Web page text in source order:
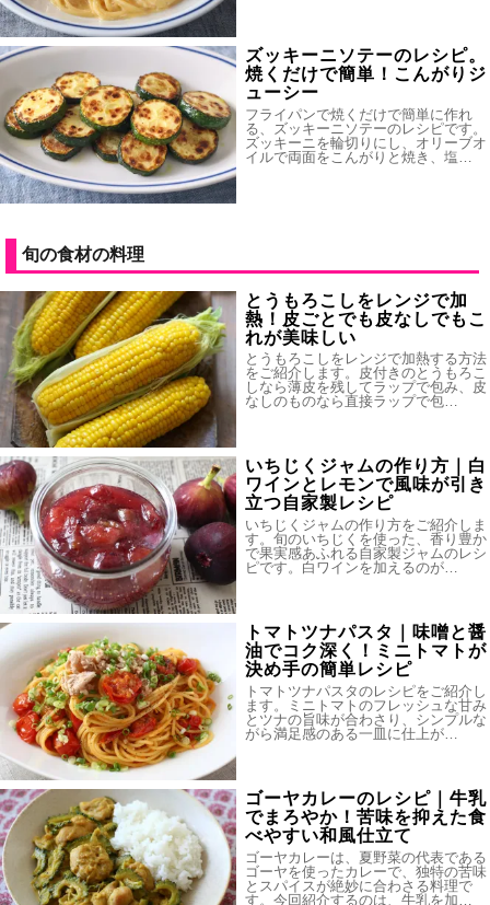
ズッキーニソテーのレシピ。
焼くだけで簡単！こんがりジ
ューシー
フライパンで焼くだけで簡単に作れ
る、ズッキーニソテーのレシピです。
ズッキーニを輪切りにし、オリーブオ
イルで両面をこんがりと焼き、塩…
旬の食材の料理
とうもろこしをレンジで加
熱！皮ごとでも皮なしでもこ
れが美味しい
とうもろこしをレンジで加熱する方法
をご紹介します。皮付きのとうもろこ
しなら薄皮を残してラップで包み、皮
なしのものなら直接ラップで包…
いちじくジャムの作り方｜白
ワインとレモンで風味が引き
立つ自家製レシピ
いちじくジャムの作り方をご紹介しま
す。旬のいちじくを使った、香り豊か
で果実感あふれる自家製ジャムのレシ
ピです。白ワインを加えるのが…
トマトツナパスタ｜味噌と醤
油でコク深く！ミニトマトが
決め手の簡単レシピ
トマトツナパスタのレシピをご紹介し
ます。ミニトマトのフレッシュな甘み
とツナの旨味が合わさり、シンプルな
がら満足感のある一皿に仕上が…
ゴーヤカレーのレシピ｜牛乳
でまろやか！苦味を抑えた食
べやすい和風仕立て
ゴーヤカレーは、夏野菜の代表である
ゴーヤを使ったカレーで、独特の苦味
とスパイスが絶妙に合わさる料理で
す。今回紹介するのは、牛乳を加…